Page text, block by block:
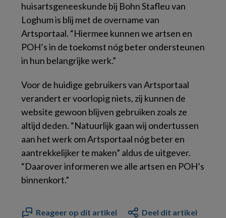
huisartsgeneeskunde bij Bohn Stafleu van
Loghum is blij met de overname van
Artsportaal. “Hiermee kunnen we artsen en
POH’s in de toekomst nóg beter ondersteunen
in hun belangrijke werk.”
Voor de huidige gebruikers van Artsportaal
verandert er voorlopig niets, zij kunnen de
website gewoon blijven gebruiken zoals ze
altijd deden. “Natuurlijk gaan wij ondertussen
aan het werk om Artsportaal nóg beter en
aantrekkelijker te maken” aldus de uitgever.
“Daarover informeren we alle artsen en POH’s
binnenkort.”
Reageer op dit artikel Deel dit artikel